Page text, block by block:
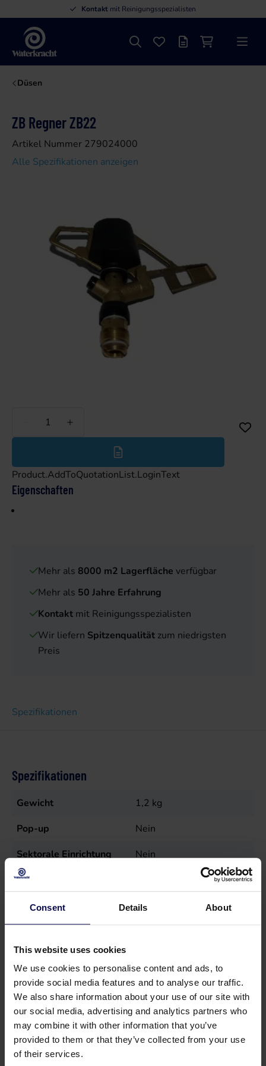
Consent Details About
This website uses cookies
We use cookies to personalise content and ads, to
provide social media features and to analyse our traffic.
We also share information about your use of our site with
our social media, advertising and analytics partners who
may combine it with other information that you’ve
provided to them or that they’ve collected from your use
of their services.
Kontakt mit Reinigungsspezialisten
Waterkracht
SucheFavoritenAngebotslisteMenü
Düsen
ZB Regner ZB22
Artikel Nummer 279024000
Alle Spezifikationen anzeigen
Weniger
Product.AddToQuotationList.LoginText
Eigenschaften
Mehr als 8000 m2 Lagerfläche verfügbar
Mehr als 50 Jahre Erfahrung
Kontakt mit Reinigungsspezialisten
Wir liefern Spitzenqualität zum niedrigsten
Preis
Spezifikationen
Spezifikationen
Gewicht 1,2 kg
Pop-up
Nein
Sektorale Einrichtung
Nein
Verkaufseinheit